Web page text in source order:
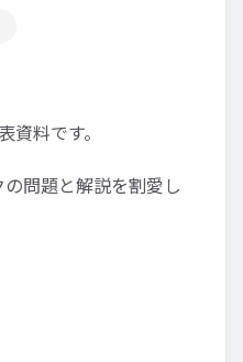
資料です。
問題と解説を割愛し